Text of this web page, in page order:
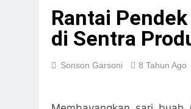
Rantai
di Sentra
Sonson Garsoni 8 Tahun Ago